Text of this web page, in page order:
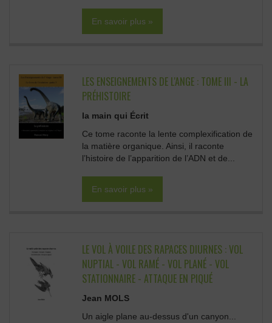
En savoir plus »
LES ENSEIGNEMENTS DE L'ANGE : TOME III - LA
PRÉHISTOIRE
la main qui Écrit
Ce tome raconte la lente complexification de
la matière organique. Ainsi, il raconte
l’histoire de l’apparition de l’ADN et de...
En savoir plus »
LE VOL À VOILE DES RAPACES DIURNES : VOL
NUPTIAL - VOL RAMÉ - VOL PLANÉ - VOL
STATIONNAIRE - ATTAQUE EN PIQUÉ
Jean MOLS
Un aigle plane au-dessus d'un canyon...